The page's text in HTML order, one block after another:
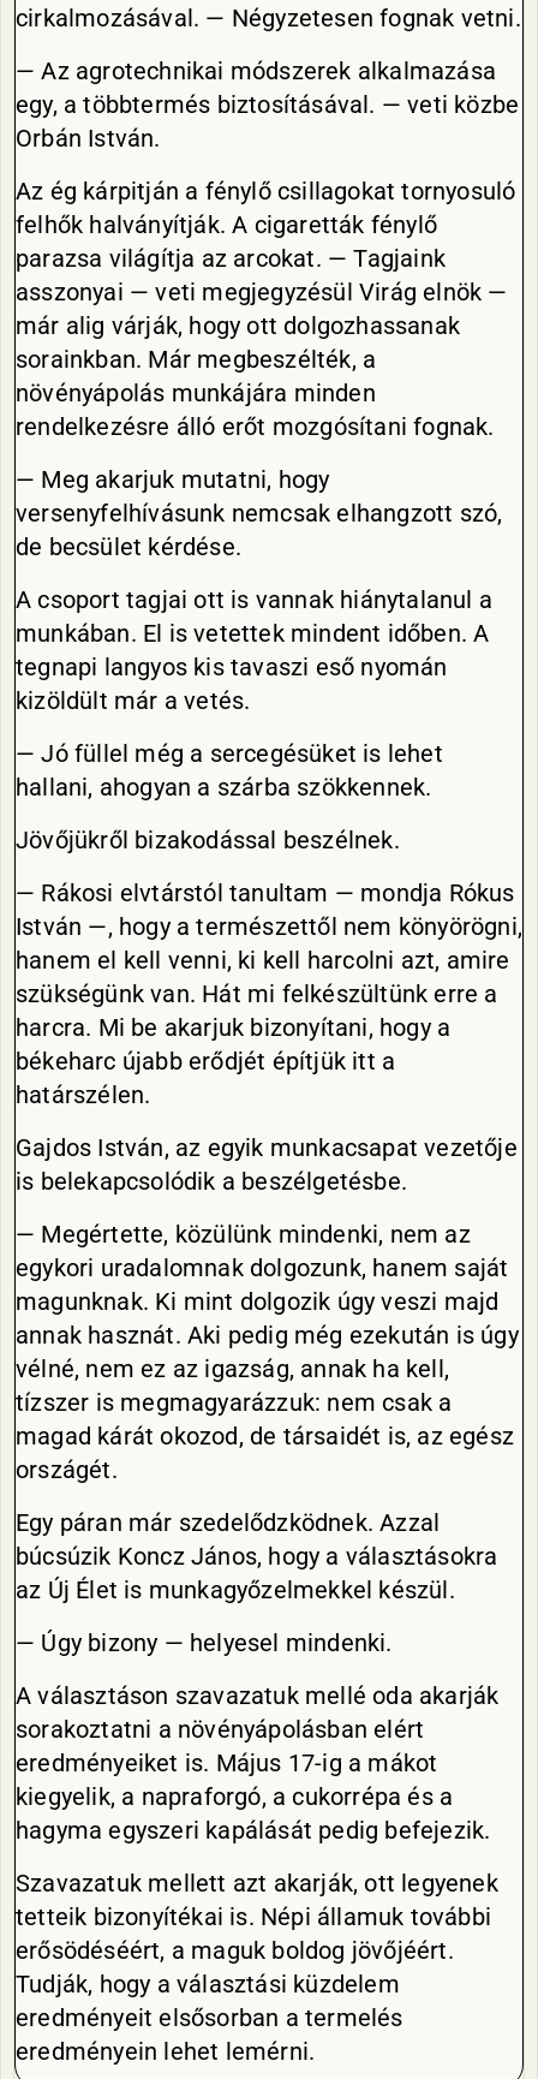
cirkalmozásával. — Négyzetesen fognak vetni.
— Az agrotechnikai módszerek alkalmazása
egy, a többtermés biztosításával. — veti közbe
Orbán István.
Az ég kárpitján a fénylő csillagokat tornyosuló
felhők halványítják. A cigaretták fénylő
parazsa világítja az arcokat. — Tagjaink
asszonyai — veti megjegyzésül Virág elnök —
már alig várják, hogy ott dolgozhassanak
sorainkban. Már megbeszélték, a
növényápolás munkájára minden
rendelkezésre álló erőt mozgósítani fognak.
— Meg akarjuk mutatni, hogy
versenyfelhívásunk nemcsak elhangzott szó,
de becsület kérdése.
A csoport tagjai ott is vannak hiánytalanul a
munkában. El is vetettek mindent időben. A
tegnapi langyos kis tavaszi eső nyomán
kizöldült már a vetés.
— Jó füllel még a sercegésüket is lehet
hallani, ahogyan a szárba szökkennek.
Jövőjükről bizakodással beszélnek.
— Rákosi elvtárstól tanultam — mondja Rókus
István —, hogy a természettől nem könyörögni,
hanem el kell venni, ki kell harcolni azt, amire
szükségünk van. Hát mi felkészültünk erre a
harcra. Mi be akarjuk bizonyítani, hogy a
békeharc újabb erődjét építjük itt a
határszélen.
Gajdos István, az egyik munkacsapat vezetője
is belekapcsolódik a beszélgetésbe.
— Megértette, közülünk mindenki, nem az
egykori uradalomnak dolgozunk, hanem saját
magunknak. Ki mint dolgozik úgy veszi majd
annak hasznát. Aki pedig még ezekután is úgy
vélné, nem ez az igazság, annak ha kell,
tízszer is megmagyarázzuk: nem csak a
magad kárát okozod, de társaidét is, az egész
országét.
Egy páran már szedelődzködnek. Azzal
búcsúzik Koncz János, hogy a választásokra
az Új Élet is munkagyőzelmekkel készül.
— Úgy bizony — helyesel mindenki.
A választáson szavazatuk mellé oda akarják
sorakoztatni a növényápolásban elért
eredményeiket is. Május 17-ig a mákot
kiegyelik, a napraforgó, a cukorrépa és a
hagyma egyszeri kapálását pedig befejezik.
Szavazatuk mellett azt akarják, ott legyenek
tetteik bizonyítékai is. Népi államuk további
erősödéséért, a maguk boldog jövőjéért.
Tudják, hogy a választási küzdelem
eredményeit elsősorban a termelés
eredményein lehet lemérni.